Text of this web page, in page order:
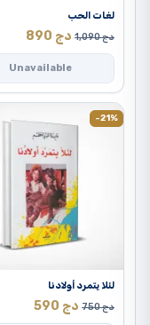
لغات الحب
1,090دج 890 دج
Unavailable
-21%
لئلا يتمرد أولادنا
750دج 590 دج